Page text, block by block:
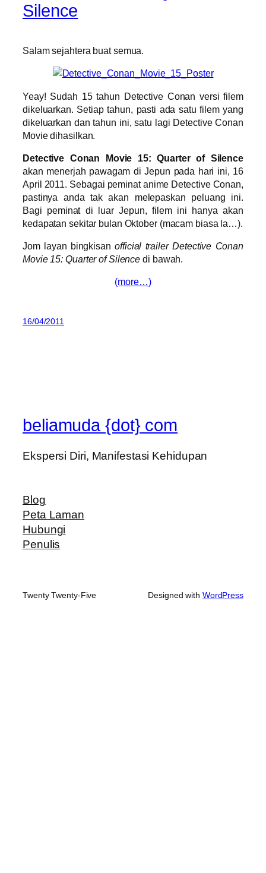
Silence
Salam sejahtera buat semua.
Yeay! Sudah 15 tahun Detective Conan versi filem
dikeluarkan. Setiap tahun, pasti ada satu filem yang
dikeluarkan dan tahun ini, satu lagi Detective Conan
Movie dihasilkan.
Detective Conan Movie 15: Quarter of Silence
akan menerjah pawagam di Jepun pada hari ini, 16
April 2011. Sebagai peminat anime Detective Conan,
pastinya anda tak akan melepaskan peluang ini.
Bagi peminat di luar Jepun, filem ini hanya akan
kedapatan sekitar bulan Oktober (macam biasa la…).
Jom layan bingkisan official trailer Detective Conan
Movie 15: Quarter of Silence di bawah.
(more…)
16/04/2011
beliamuda {dot} com
Ekspersi Diri, Manifestasi Kehidupan
Blog
Peta Laman
Hubungi
Penulis
Twenty Twenty-Five Designed with WordPress